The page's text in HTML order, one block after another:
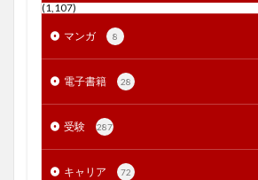
(1,107)
マンガ 8
電子書籍 28
受験 287
キャリア 72